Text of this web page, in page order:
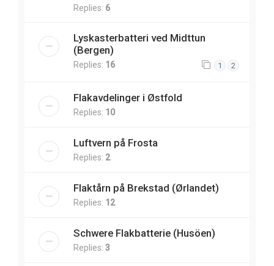
Replies: 6
Lyskasterbatteri ved Midttun
(Bergen)
Replies: 16 1 2
Flakavdelinger i Østfold
Replies: 10
Luftvern på Frosta
Replies: 2
Flaktårn på Brekstad (Ørlandet)
Replies: 12
Schwere Flakbatterie (Husöen)
Replies: 3